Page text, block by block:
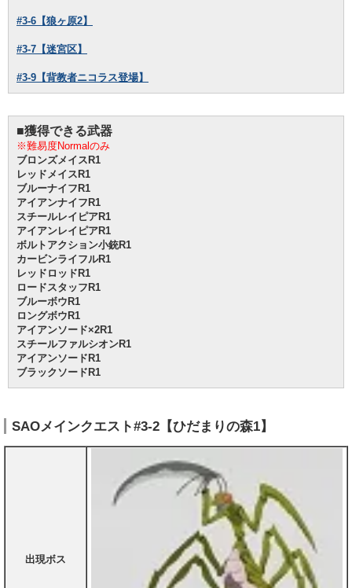
#3-6【狼ヶ原2】
#3-7【迷宮区】
#3-9【背教者ニコラス登場】
■獲得できる武器
※難易度Normalのみ
ブロンズメイスR1
レッドメイスR1
ブルーナイフR1
アイアンナイフR1
スチールレイピアR1
アイアンレイピアR1
ボルトアクション小銃R1
カービンライフルR1
レッドロッドR1
ロードスタッフR1
ブルーボウR1
ロングボウR1
アイアンソード×2R1
スチールファルシオンR1
アイアンソードR1
ブラックソードR1
SAOメインクエスト#3-2【ひだまりの森1】
出現ボス